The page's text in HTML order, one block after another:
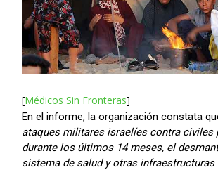
[Médicos Sin Fronteras]
En el informe, la organización constata
ataques militares israelíes contra civiles
durante los últimos 14 meses, el
sistema de salud y otras infraestructuras